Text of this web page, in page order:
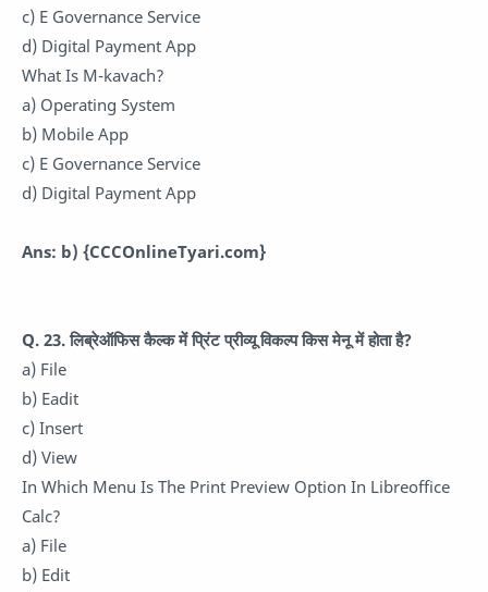
c) E Governance Service
d) Digital Payment App
What Is M-kavach?
a) Operating System
b) Mobile App
c) E Governance Service
d) Digital Payment App
Ans: b) {CCCOnlineTyari.com}
Q. 23. लिब्रेऑफिस कैल्क में प्रिंट प्रीव्यू विकल्प किस मेनू में होता है?
a) File
b) Eadit
c) Insert
d) View
In Which Menu Is The Print Preview Option In Libreoffice
Calc?
a) File
b) Edit